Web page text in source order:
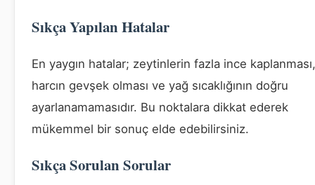
Sıkça Yapılan Hatalar
En yaygın hatalar; zeytinlerin fazla ince
harcın gevşek olması ve yağ sıcaklığının doğru
ayarlanamamasıdır. Bu noktalara dikkat ederek
mükemmel bir sonuç elde edebilirsiniz.
Sıkça Sorulan Sorular